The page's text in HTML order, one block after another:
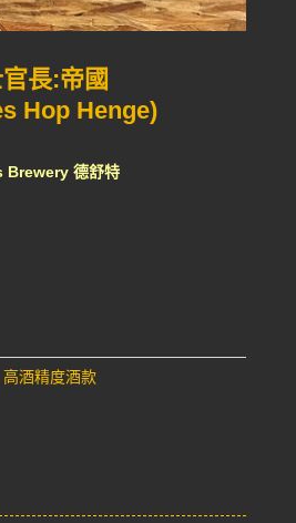
長:帝國
Hop Henge)
德舒特
高酒精度酒款